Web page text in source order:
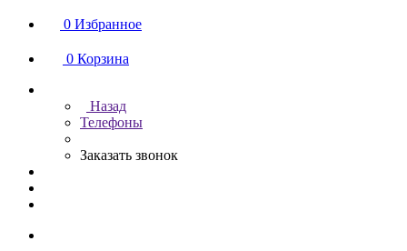
0 Избранное
0 Корзина
Назад
Телефоны
Заказать звонок